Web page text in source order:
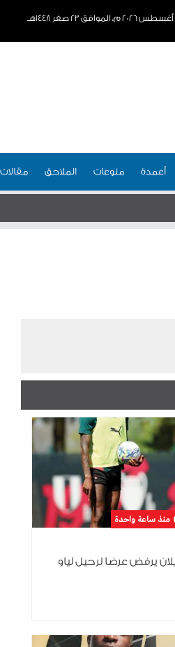
أعمدة منوعات الملاحق مقالات
منذ ساعة واحدة
يرفض عرضا لرحيل لياو